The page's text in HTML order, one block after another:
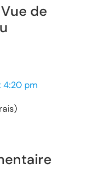
de
4:20 pm